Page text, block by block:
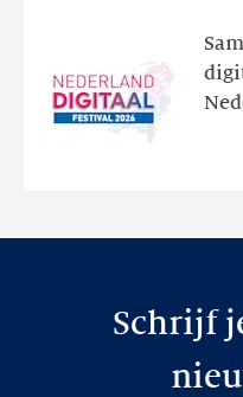
Schrijf